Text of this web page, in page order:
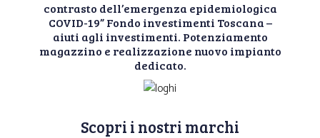
contrasto dell’emergenza epidemiologica
COVID-19” Fondo investimenti Toscana –
aiuti agli investimenti. Potenziamento
magazzino e realizzazione nuovo impianto
dedicato.
Scopri i nostri marchi